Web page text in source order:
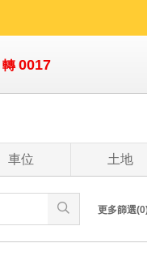
轉0017
車位 土地
更多篩選